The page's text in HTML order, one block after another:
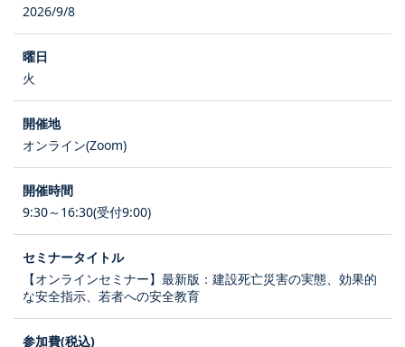
2026/9/8
火
オンライン(Zoom)
9:30～16:30(受付9:00)
【オンラインセミナー】最新版：建設死亡災害の実態、効果的
な安全指示、若者への安全教育